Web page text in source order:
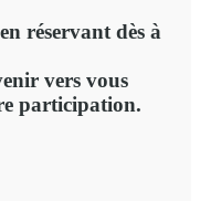
réservant dès à
vers vous
participation.